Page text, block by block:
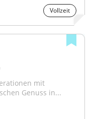
Vollzeit
mit
Genuss in...